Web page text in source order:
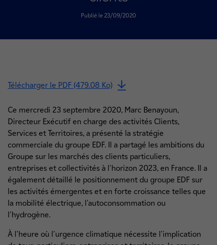
Publié le 23/09/2020
Télécharger le PDF (479.08 Ko)
Ce mercredi 23 septembre 2020, Marc Benayoun,
Directeur Exécutif en charge des activités Clients,
Services et Territoires, a présenté la stratégie
commerciale du groupe EDF. Il a partagé les ambitions du
Groupe sur les marchés des clients particuliers,
entreprises et collectivités à l'horizon 2023, en France. Il a
également détaillé le positionnement du groupe EDF sur
les activités émergentes et en forte croissance telles que
la mobilité électrique, l'autoconsommation ou
l'hydrogène.
À l'heure où l'urgence climatique nécessite l'implication